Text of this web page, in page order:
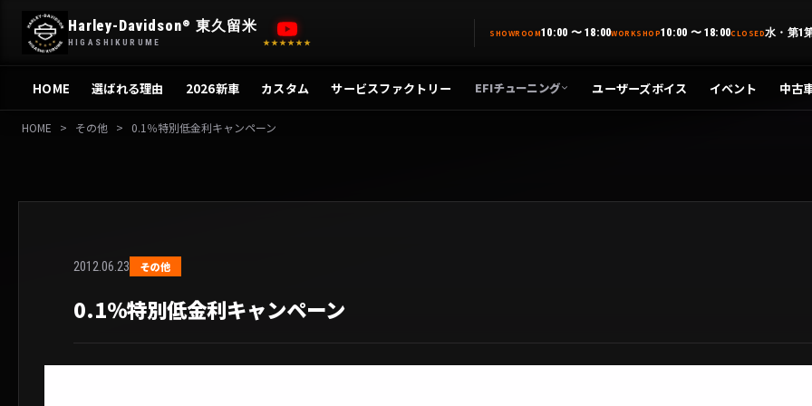
Harley-Davidson® 東久留米
HIGASHIKURUME ★★★★★★
SHOWROOM10:00 〜 18:00WORKSHOP10:00 〜 18:00CLOSED水・第1
HOME 選ばれる理由 2026新車 カスタム サービスファクトリー EFIチューニング ユーザーズボイス イベント 中古
HOME > その他 > 0.1％特別低金利キャンペーン
2012.06.23 その他
0.1％特別低金利キャンペーン